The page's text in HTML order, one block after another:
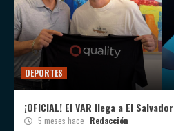
DEPORTES
¡OFICIAL! El VAR llega a El Salvador
5 meses hace Redacción